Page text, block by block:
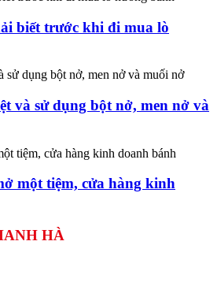
biết trước khi đi mua lò
và sử dụng bột nở, men nở và
một tiệm, cửa hàng kinh
HÀ